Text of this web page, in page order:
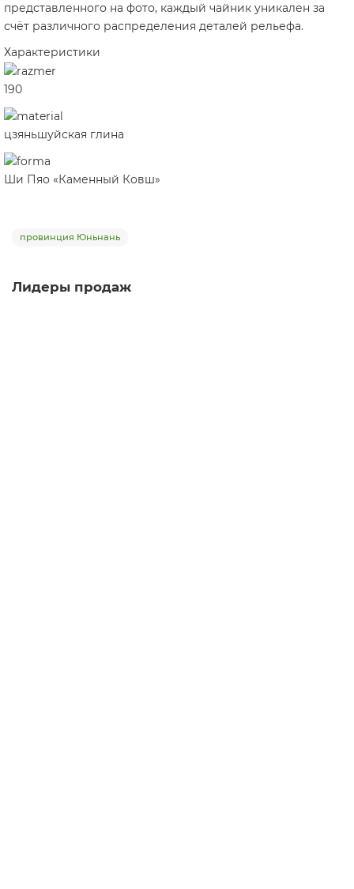
представленного на фото, каждый чайник уникален за
счёт различного распределения деталей рельефа.
Характеристики
190
цзяньшуйская глина
Ши Пяо «Каменный Ковш»
провинция Юньнань
Лидеры продаж